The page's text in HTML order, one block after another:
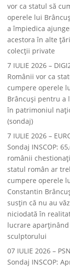
vor ca statul să
operele lui
a împiedica
acestora în alte
colecţii private
7 IULIE 2026 –
Românii vor ca
cumpere operele
Brâncuși pentru a
în patrimoniul
(sondaj)
7 IULIE 2026 –
Sondaj INSCOP:
românii
statul român ar
cumpere operele
Constantin
susțin că nu au
niciodată în
lucrare aparținând
sculptorului
07 IULIE 2026 –
Sondaj INSCOP: